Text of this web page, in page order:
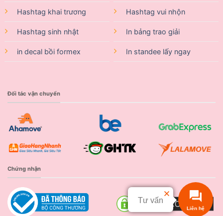
Hashtag khai trương
Hashtag sinh nhật
in decal bồi formex
Hashtag vui nhộn
In bảng trao giải
In standee lấy ngay
Đối tác vận chuyển
Chứng nhận
Liên hệ
Tư vấn